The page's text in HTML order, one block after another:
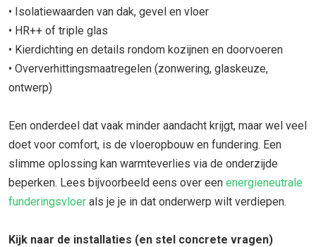
• Isolatiewaarden van dak, gevel en vloer
• HR++ of triple glas
• Kierdichting en details rondom kozijnen en doorvoeren
• Oververhittingsmaatregelen (zonwering, glaskeuze,
ontwerp)
Een onderdeel dat vaak minder aandacht krijgt, maar wel veel
doet voor comfort, is de vloeropbouw en fundering. Een
slimme oplossing kan warmteverlies via de onderzijde
beperken. Lees bijvoorbeeld eens over een energieneutrale
funderingsvloer als je je in dat onderwerp wilt verdiepen.
Kijk naar de installaties (en stel concrete vragen)